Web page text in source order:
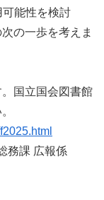
可能性を検討
の一歩を考えま
。国立国会図書館
務課 広報係